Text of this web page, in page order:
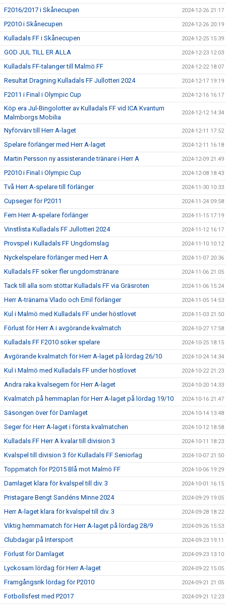
F2016/2017 i Skånecupen 2024-12-26 21:17
P2010 i Skånecupen 2024-12-26 20:19
Kulladals FF i Skånecupen 2024-12-25 15:39
GOD JUL TILL ER ALLA 2024-12-23 12:03
Kulladals FF-talanger till Malmö FF 2024-12-22 18:07
Resultat Dragning Kulladals FF Jullotteri 2024 2024-12-17 19:19
F2011 i Final i Olympic Cup 2024-12-16 16:17
Köp era Jul-Bingolotter av Kulladals FF vid ICA Kvantum
Malmborgs Mobilia
2024-12-12 14:34
Nyförvärv till Herr A-laget 2024-12-11 17:52
Spelare förlänger med Herr A-laget 2024-12-11 16:18
Martin Persson ny assisterande tränare i Herr A 2024-12-09 21:49
P2010 i Final i Olympic Cup 2024-12-08 18:43
Två Herr A-spelare till förlänger 2024-11-30 10:33
Cupseger för P2011 2024-11-24 09:58
Fem Herr A-spelare förlänger 2024-11-15 17:19
Vinstlista Kulladals FF Jullotteri 2024 2024-11-12 16:17
Provspel i Kulladals FF Ungdomslag 2024-11-10 10:12
Nyckelspelare förlänger med Herr A 2024-11-07 20:36
Kulladals FF söker fler ungdomstränare 2024-11-06 21:05
Tack till alla som stöttar Kulladals FF via Gräsroten 2024-11-06 15:24
Herr A-tränarna Vlado och Emil förlänger 2024-11-05 14:53
Kul i Malmö med Kulladals FF under höstlovet 2024-11-03 21:50
Förlust för Herr A i avgörande kvalmatch 2024-10-27 17:58
Kulladals FF F2010 söker spelare 2024-10-25 18:15
Avgörande kvalmatch för Herr A-laget på lördag 26/10 2024-10-24 14:34
Kul i Malmö med Kulladals FF under höstlovet 2024-10-22 21:23
Andra raka kvalsegern för Herr A-laget 2024-10-20 14:33
Kvalmatch på hemmaplan för Herr A-laget på lördag 19/10 2024-10-16 21:47
Säsongen över för Damlaget 2024-10-14 13:48
Seger för Herr A-laget i första kvalmatchen 2024-10-12 18:58
Kulladals FF Herr A kvalar till division 3 2024-10-11 18:23
Kvalspel till division 3 för Kulladals FF Seniorlag 2024-10-07 21:50
Toppmatch för P2015 Blå mot Malmö FF 2024-10-06 19:29
Damlaget klara för kvalspel till div. 3 2024-10-01 16:15
Pristagare Bengt Sandéns Minne 2024 2024-09-29 19:05
Herr A-laget klara för kvalspel till div. 3 2024-09-28 18:22
Viktig hemmamatch för Herr A-laget på lördag 28/9 2024-09-26 15:53
Clubdagar på Intersport 2024-09-23 19:11
Förlust för Damlaget 2024-09-23 13:10
Lyckosam lördag för Herr A-laget 2024-09-22 15:05
Framgångsrik lördag för P2010 2024-09-21 21:05
Fotbollsfest med P2017 2024-09-21 12:23